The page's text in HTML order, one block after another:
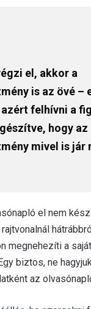
el, akkor a
is az övé –
felhívni a
hogy az
mivel is jár
el nem
rajtvonalnál
megnehezíti a
biztos, ne
az